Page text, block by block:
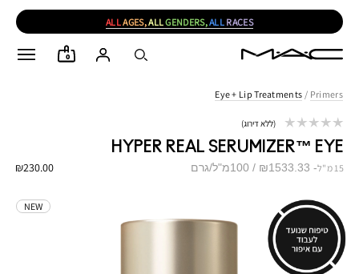
ALLAGES,ALLGENDERS,ALL RACES
0
Primers
/
Eye + Lip Treatments
HYPER REAL SERUMIZER™ EYE
₪230.00 15 מ"ל ₪1533.33 / 100מ"ל/גרם
ללא דירוג
NEW